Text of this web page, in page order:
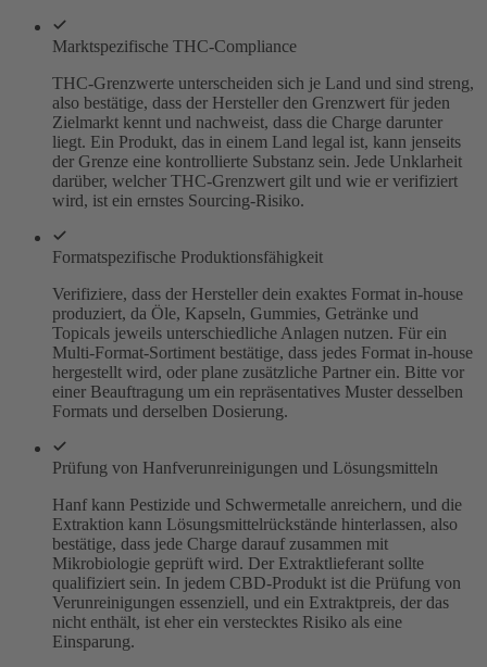
Marktspezifische THC-Compliance
THC-Grenzwerte unterscheiden sich je Land und sind streng,
also bestätige, dass der Hersteller den Grenzwert für jeden
Zielmarkt kennt und nachweist, dass die Charge darunter
liegt. Ein Produkt, das in einem Land legal ist, kann jenseits
der Grenze eine kontrollierte Substanz sein. Jede Unklarheit
darüber, welcher THC-Grenzwert gilt und wie er verifiziert
wird, ist ein ernstes Sourcing-Risiko.
Formatspezifische Produktionsfähigkeit
Verifiziere, dass der Hersteller dein exaktes Format in-house
produziert, da Öle, Kapseln, Gummies, Getränke und
Topicals jeweils unterschiedliche Anlagen nutzen. Für ein
Multi-Format-Sortiment bestätige, dass jedes Format in-house
hergestellt wird, oder plane zusätzliche Partner ein. Bitte vor
einer Beauftragung um ein repräsentatives Muster desselben
Formats und derselben Dosierung.
Prüfung von Hanfverunreinigungen und Lösungsmitteln
Hanf kann Pestizide und Schwermetalle anreichern, und die
Extraktion kann Lösungsmittelrückstände hinterlassen, also
bestätige, dass jede Charge darauf zusammen mit
Mikrobiologie geprüft wird. Der Extraktlieferant sollte
qualifiziert sein. In jedem CBD-Produkt ist die Prüfung von
Verunreinigungen essenziell, und ein Extraktpreis, der das
nicht enthält, ist eher ein verstecktes Risiko als eine
Einsparung.